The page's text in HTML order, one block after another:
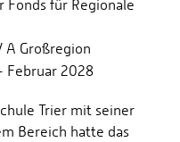
für Regionale
2028
Trier mit seiner
Bereich hatte das